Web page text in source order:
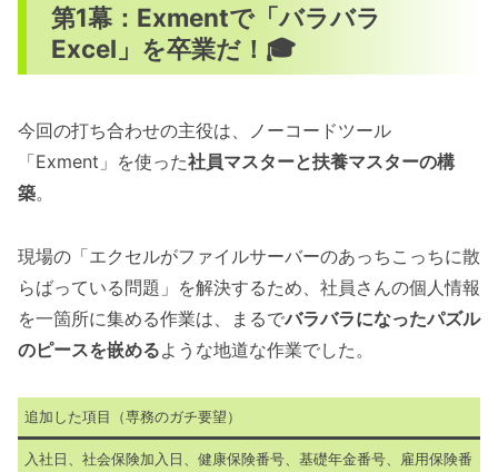
第1幕：Exmentで「バラバラ
Excel」を卒業だ！🎓
今回の打ち合わせの主役は、ノーコードツール
「Exment」を使った社員マスターと扶養マスターの構
築。
現場の「エクセルがファイルサーバーのあっちこっちに散
らばっている問題」を解決するため、社員さんの個人情報
を一箇所に集める作業は、まるでバラバラになったパズル
のピースを嵌めるような地道な作業でした。
追加した項目（専務のガチ要望）
入社日、社会保険加入日、健康保険番号、基礎年金番号、雇用保険番